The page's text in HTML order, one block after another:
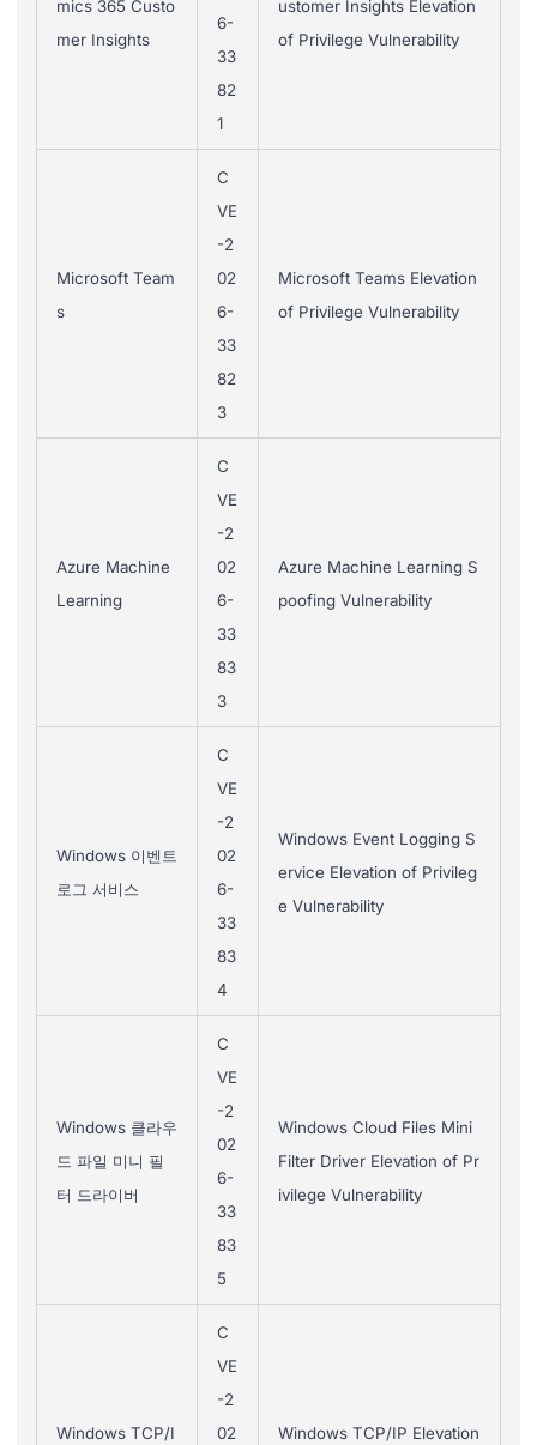
mics 365 Custo
mer Insights
6-
33
82
1
ustomer Insights Elevation
of Privilege Vulnerability
Microsoft Team
s
C
VE
-2
02
6-
33
82
3
Microsoft Teams Elevation
of Privilege Vulnerability
Azure Machine
Learning
C
VE
-2
02
6-
33
83
3
Azure Machine Learning S
poofing Vulnerability
Windows 이벤트
로그 서비스
C
VE
-2
02
6-
33
83
4
Windows Event Logging S
ervice Elevation of Privileg
e Vulnerability
Windows 클라우
드 파일 미니 필
터 드라이버
C
VE
-2
02
6-
33
83
5
Windows Cloud Files Mini
Filter Driver Elevation of Pr
ivilege Vulnerability
Windows TCP/I
C
VE
-2
02
Windows TCP/IP Elevation